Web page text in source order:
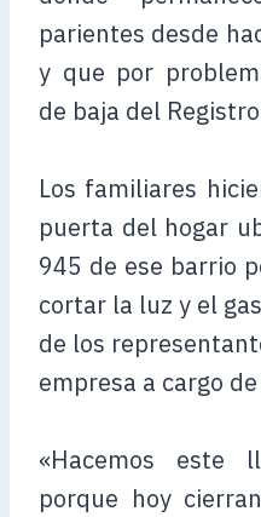
parientes desde
y que por
de baja del
Los familiares
puerta del hogar
945 de ese barrio
cortar la luz y el
de los
empresa a cargo
«Hacemos este
porque hoy